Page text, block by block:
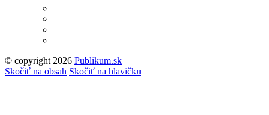
© copyright 2026 Publikum.sk
Tvorba stránok: Enjoy
Skočiť na obsah Skočiť na hlavičku